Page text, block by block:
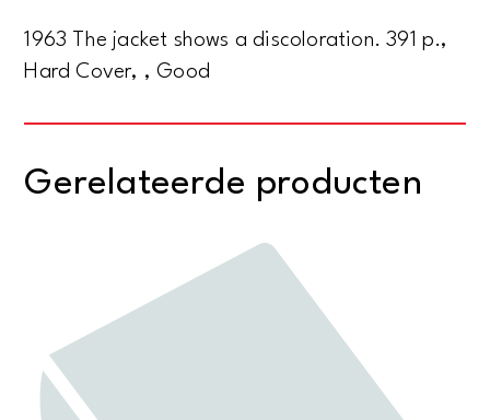
1963 The jacket shows a discoloration. 391 p.,
Hard Cover, , Good
Gerelateerde producten